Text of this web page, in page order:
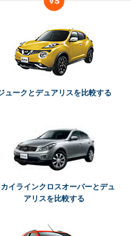
ュークとデュアリスを比較する
カイラインクロスオーバーとデュ
アリスを比較する